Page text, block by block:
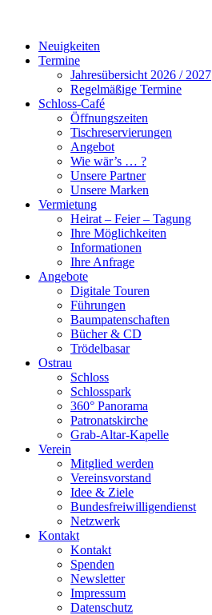
Neuigkeiten
Termine
Jahresübersicht 2026 / 2027
Regelmäßige Termine
Schloss-Café
Öffnungszeiten
Tischreservierungen
Angebot
Wie wär’s … ?
Unsere Partner
Unsere Marken
Vermietung
Heirat – Feier – Tagung
Ihre Möglichkeiten
Informationen
Ihre Anfrage
Angebote
Digitale Touren
Führungen
Baumpatenschaften
Bücher & CD
Trödelbasar
Ostrau
Schloss
Schlosspark
360° Panorama
Patronatskirche
Grab-Altar-Kapelle
Verein
Mitglied werden
Vereinsvorstand
Idee & Ziele
Bundesfreiwilligendienst
Netzwerk
Kontakt
Kontakt
Spenden
Newsletter
Impressum
Datenschutz